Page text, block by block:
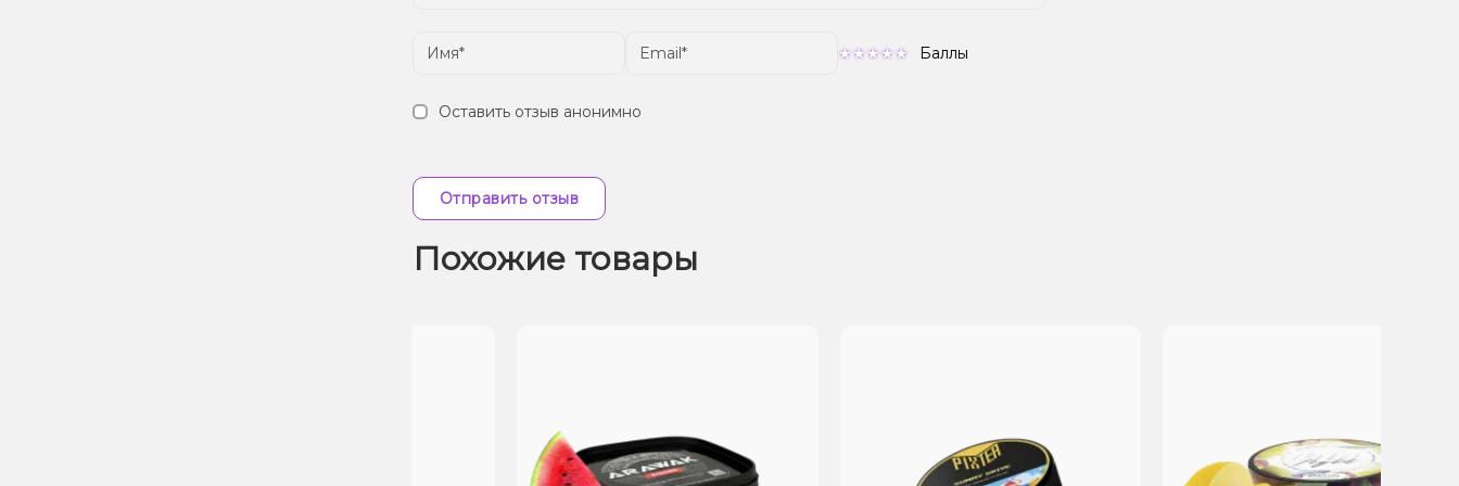
Баллы
Оставить отзыв анонимно
Отправить отзыв
Похожие товары